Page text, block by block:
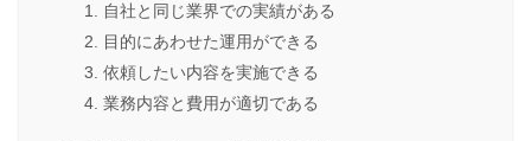
1. 自社と同じ業界での実績がある
2. 目的にあわせた運用ができる
3. 依頼したい内容を実施できる
4. 業務内容と費用が適切である